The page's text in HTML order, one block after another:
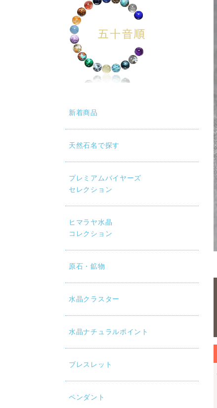
新着商品
天然石名で探す
プレミアムバイヤーズ
セレクション
ヒマラヤ水晶
コレクション
原石・鉱物
水晶クラスター
水晶ナチュラルポイント
ブレスレット
ペンダント